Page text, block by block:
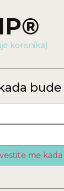
korisnika)